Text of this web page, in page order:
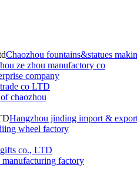
Chaozhou fountains&statues
ze zhou manufactory co
company
co LTD
chaozhou
Hangzhou jinding import &
wheel factory
co., LTD
manufacturing factory